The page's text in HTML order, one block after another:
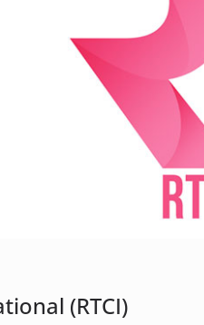
(RTCI)